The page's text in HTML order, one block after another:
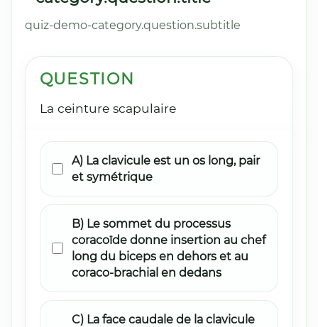
quiz-demo-category.question.subtitle
QUESTION
La ceinture scapulaire
A) La clavicule est un os long, pair
et symétrique
B) Le sommet du processus
coracoïde donne insertion au chef
long du biceps en dehors et au
coraco-brachial en dedans
C) La face caudale de la clavicule